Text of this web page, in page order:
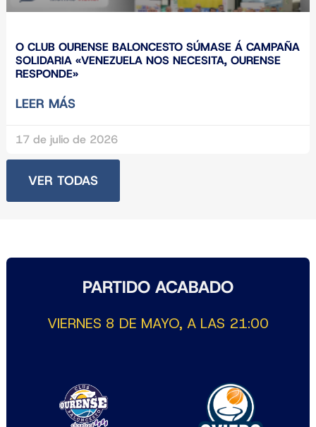
O CLUB OURENSE BALONCESTO SÚMASE Á CAMPAÑA
SOLIDARIA «VENEZUELA NOS NECESITA, OURENSE
RESPONDE»
LEER MÁS
17 de julio de 2026
VER TODAS
PARTIDO ACABADO
VIERNES 8 DE MAYO, A LAS 21:00